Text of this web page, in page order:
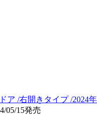
ア /右開きタイプ /2024
05/15発売